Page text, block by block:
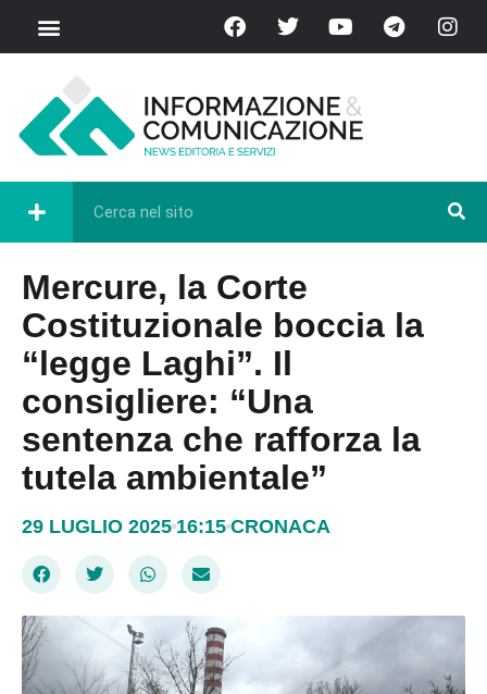
Mercure, la Corte
Costituzionale boccia la
“legge Laghi”. Il
consigliere: “Una
sentenza che rafforza la
tutela ambientale”
29 LUGLIO 2025 16:15 CRONACA